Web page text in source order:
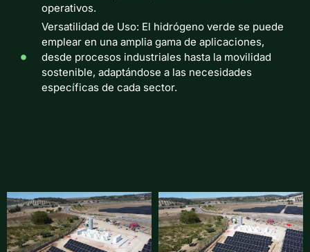
operativos.
Versatilidad de Uso: El hidrógeno verde se puede
emplear en una amplia gama de aplicaciones,
desde procesos industriales hasta la movilidad
sostenible, adaptándose a las necesidades
específicas de cada sector.